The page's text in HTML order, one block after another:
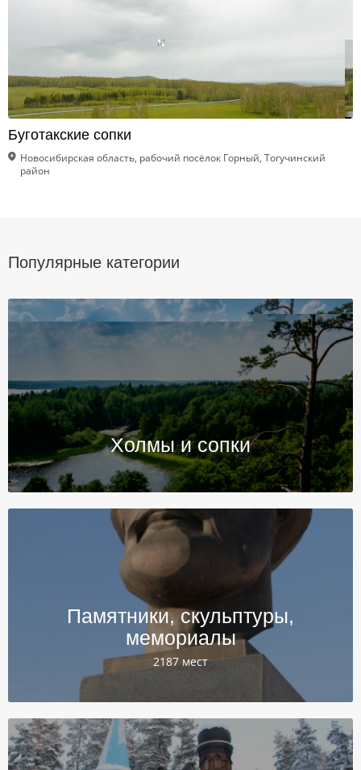
Буготакские сопки
Новосибирская область, рабочий посёлок Горный, Тогучинский
район
Популярные категории
Холмы и сопки
Памятники, скульптуры,
мемориалы
2187 мест